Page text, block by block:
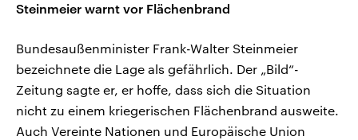
Steinmeier warnt vor Flächenbrand
Bundesaußenminister Frank-Walter Steinmeier
bezeichnete die Lage als gefährlich. Der „Bild“-
Zeitung sagte er, er hoffe, dass sich die Situation
nicht zu einem kriegerischen Flächenbrand ausweite.
Auch Vereinte Nationen und Europäische Union